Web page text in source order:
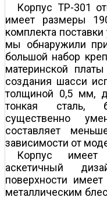
Корпус TP-301
имеет размеры
комплекта поставки
мы обнаружили
большой набор
материнской
создания шасси
толщиной 0,5 мм,
тонкая сталь,
существенно
составляет
зависимости от
Корпус имеет
аскетичный
поверхности
металлическим